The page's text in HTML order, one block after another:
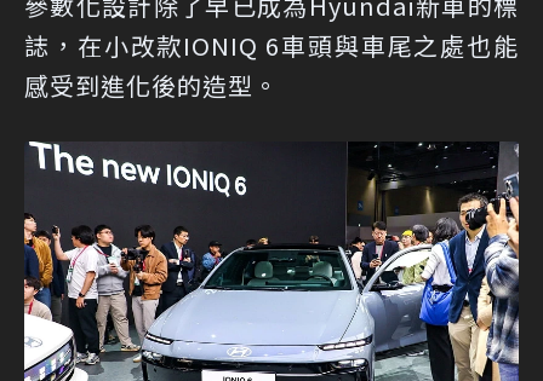
誌，在小改款IONIQ 6車頭與車尾之處也能
感受到進化後的造型。